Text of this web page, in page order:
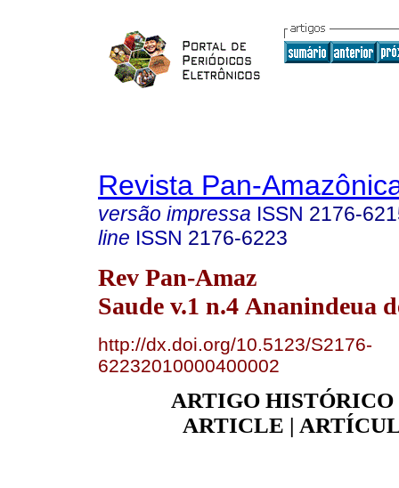
Revista Pan-
versão impressa ISSN 2176-
line ISSN 2176-6223
Rev Pan-Amaz
Saude v.1 n.4 Ananindeua
http://dx.doi.org/10.5123/S2176-
62232010000400002
ARTIGO
ARTICLE |